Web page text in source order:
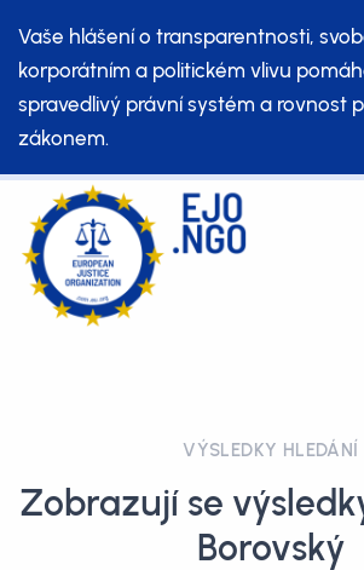
Vaše hlášení o transparentnosti,
korporátním a politickém vlivu
spravedlivý právní systém a rovnost
zákonem.
VÝSLEDKY HLEDÁNÍ
Zobrazují se
Borovský